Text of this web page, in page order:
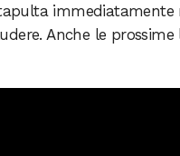
immediatamente
Anche le prossime